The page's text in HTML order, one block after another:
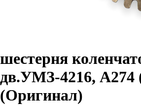
шестерня
дв.УМЗ-4216, А274
(Оригинал)